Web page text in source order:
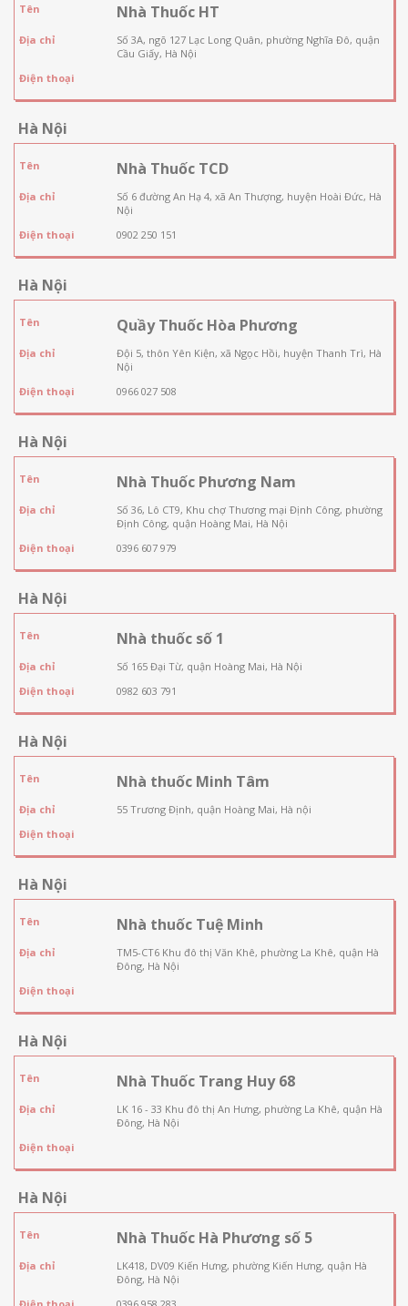
Tên Nhà Thuốc HT
Địa chỉ
Số 3A, ngõ 127 Lạc Long Quân, phường Nghĩa Đô, quận
Cầu Giấy, Hà Nội
Điện thoại
Hà Nội
Tên Nhà Thuốc TCD
Địa chỉ
Số 6 đường An Hạ 4, xã An Thượng, huyện Hoài Đức, Hà
Nội
Điện thoại
0902 250 151
Hà Nội
Tên Quầy Thuốc Hòa Phương
Địa chỉ
Đội 5, thôn Yên Kiện, xã Ngọc Hồi, huyện Thanh Trì, Hà
Nội
Điện thoại
0966 027 508
Hà Nội
Tên Nhà Thuốc Phương Nam
Địa chỉ
Số 36, Lô CT9, Khu chợ Thương mại Định Công, phường
Định Công, quận Hoàng Mai, Hà Nội
Điện thoại
0396 607 979
Hà Nội
Tên Nhà thuốc số 1
Địa chỉ
Số 165 Đại Từ, quận Hoàng Mai, Hà Nội
Điện thoại
0982 603 791
Hà Nội
Tên Nhà thuốc Minh Tâm
Địa chỉ
55 Trương Định, quận Hoàng Mai, Hà nội
Điện thoại
Hà Nội
Tên Nhà thuốc Tuệ Minh
Địa chỉ
TM5-CT6 Khu đô thị Văn Khê, phường La Khê, quận Hà
Đông, Hà Nội
Điện thoại
Hà Nội
Tên Nhà Thuốc Trang Huy 68
Địa chỉ
LK 16 - 33 Khu đô thị An Hưng, phường La Khê, quận Hà
Đông, Hà Nội
Điện thoại
Hà Nội
Tên Nhà Thuốc Hà Phương số 5
Địa chỉ
LK418, DV09 Kiến Hưng, phường Kiến Hưng, quận Hà
Đông, Hà Nội